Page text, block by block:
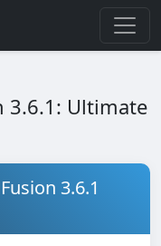
3.6.1: Ultimate
3.6.1